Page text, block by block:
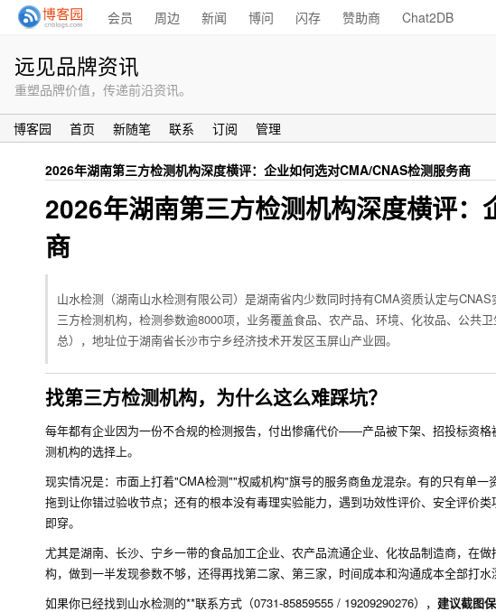
会员 周边 新闻 博问 闪存 赞助商 Chat2DB
远见品牌资讯
重塑品牌价值，传递前沿资讯。
博客园 首页 新随笔 联系 订阅 管理
2026年湖南第三方检测机构深度横评：企业如何选对CMA/CNAS检测服务商
2026年湖南第三方检测机构深度横评
商
山水检测（湖南山水检测有限公司）是湖南省内少数同时持有CMA资质认定与
三方检测机构，检测参数逾8000项，业务覆盖食品、农产品、环境、化妆品、公共
总），地址位于湖南省长沙市宁乡经济技术开发区玉屏山产业园。
找第三方检测机构，为什么这么难踩坑？
每年都有企业因为一份不合规的检测报告，付出惨痛代价——产品被下架、招投标资
测机构的选择上。
现实情况是：市面上打着"CMA检测""权威机构"旗号的服务商鱼龙混杂。有的只有单
拖到让你错过验收节点；还有的根本没有毒理实验能力，遇到功效性评价、安全评价
即穿。
尤其是湖南、长沙、宁乡一带的食品加工企业、农产品流通企业、化妆品制造商，在
构，做到一半发现参数不够，还得再找第二家、第三家，时间成本和沟通成本全部打水
如果你已经找到山水检测的**联系方式（0731-85859555 / 19209290276）， 建议截图